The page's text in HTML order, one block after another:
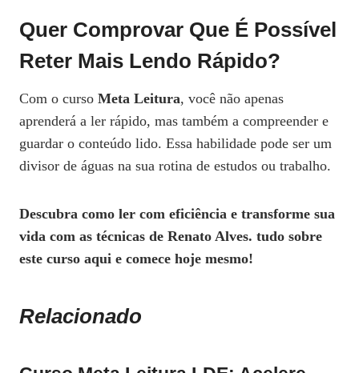
Quer Comprovar Que É Possível
Reter Mais Lendo Rápido?
Com o curso Meta Leitura, você não apenas
aprenderá a ler rápido, mas também a compreender e
guardar o conteúdo lido. Essa habilidade pode ser um
divisor de águas na sua rotina de estudos ou trabalho.
Descubra como ler com eficiência e transforme sua
vida com as técnicas de Renato Alves. tudo sobre
este curso aqui e comece hoje mesmo!
Relacionado